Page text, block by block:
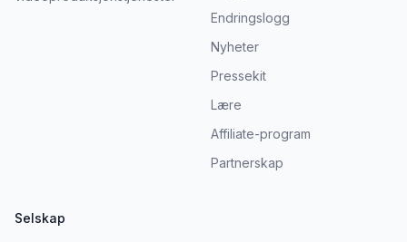
Endringslogg
Nyheter
Pressekit
Lære
Affiliate-program
Partnerskap
Selskap